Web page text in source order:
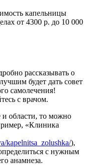
капельницы
от 4300 р. до 10 000
рассказывать о
будет дать совет
самолечения!
с врачом.
области, то можно
«Клиника
kapelnitsa_zolushka/),
с нужным
анамнеза.